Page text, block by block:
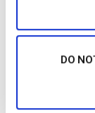
DO
L’utilizzo di
per aumentare il
streaming per
Questi eventi